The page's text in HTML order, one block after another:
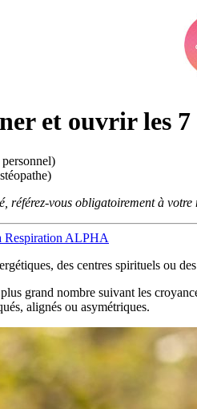
et ouvrir les
référez-vous obligatoirement à votre
Respiration ALPHA
des centres spirituels ou
grand nombre suivant les
alignés ou asymétriques.